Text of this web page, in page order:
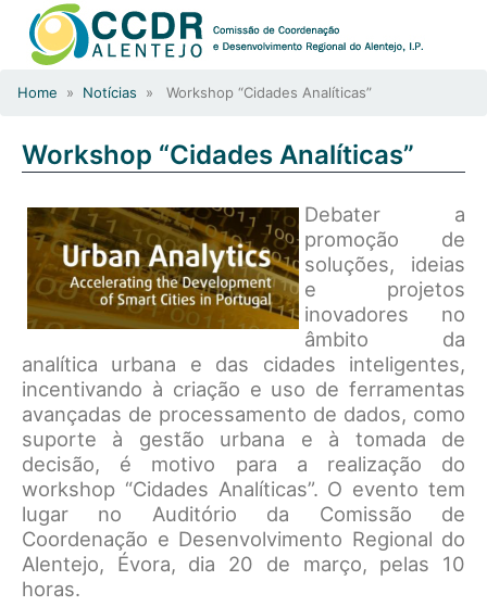
Home » Notícias » Workshop “Cidades Analíticas”
Workshop “Cidades Analíticas”
Debater a
promoção de
soluções, ideias
e projetos
inovadores no
âmbito da
analítica urbana e das cidades inteligentes,
incentivando à criação e uso de ferramentas
avançadas de processamento de dados, como
suporte à gestão urbana e à tomada de
decisão, é motivo para a realização do
workshop “Cidades Analíticas”. O evento tem
lugar no Auditório da Comissão de
Coordenação e Desenvolvimento Regional do
Alentejo, Évora, dia 20 de março, pelas 10
horas.